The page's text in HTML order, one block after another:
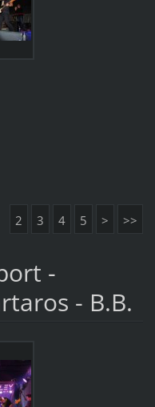
2 3 4 5 > >>
-
- B.B.